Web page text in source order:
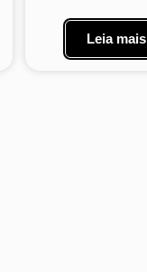
Leia mais